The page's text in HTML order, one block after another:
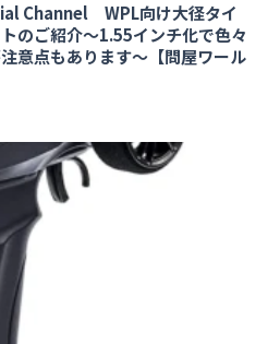
Channel WPL向け大径タイ
のご紹介～1.55インチ化で色々
意点もあります～【問屋ワール